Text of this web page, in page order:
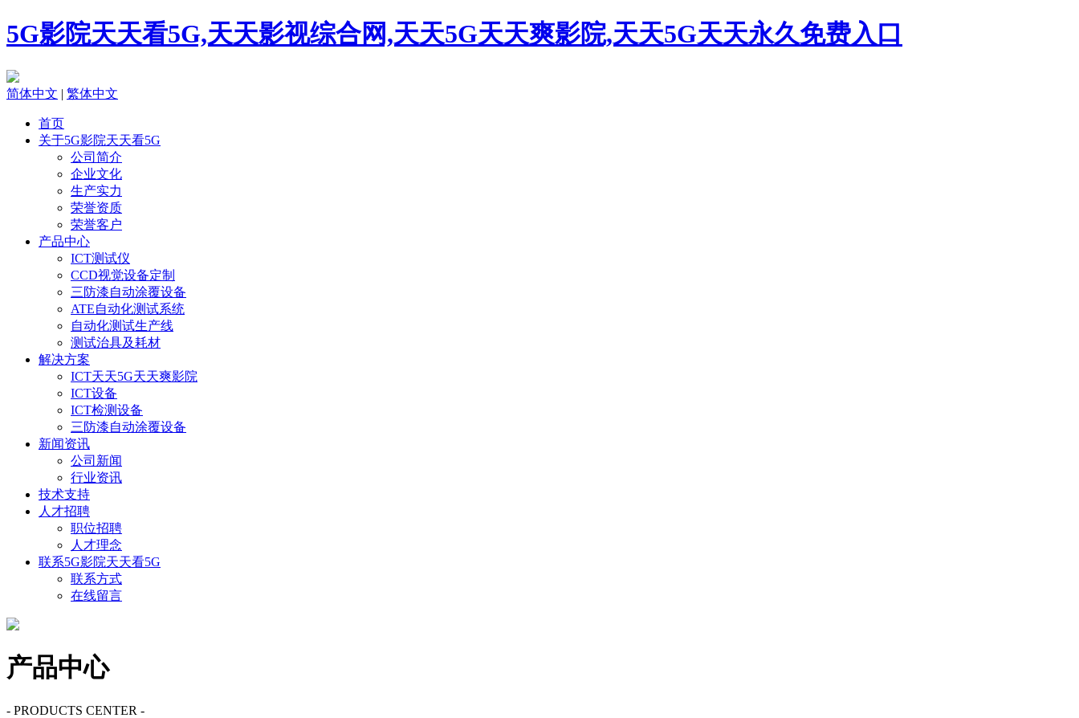
5G影院天天看5G,天天影视综合网,天天5G天天爽影院,天天5G天天永久免费入口
简体中文 | 繁体中文
首页
关于5G影院天天看5G
公司简介
企业文化
生产实力
荣誉资质
荣誉客户
产品中心
ICT测试仪
CCD视觉设备定制
三防漆自动涂覆设备
ATE自动化测试系统
自动化测试生产线
测试治具及耗材
解决方案
ICT天天5G天天爽影院
ICT设备
ICT检测设备
三防漆自动涂覆设备
新闻资讯
公司新闻
行业资讯
技术支持
人才招聘
职位招聘
人才理念
联系5G影院天天看5G
联系方式
在线留言
产品中心
- PRODUCTS CENTER -